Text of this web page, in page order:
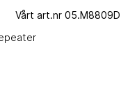
Vårt art.nr 05.M8809D